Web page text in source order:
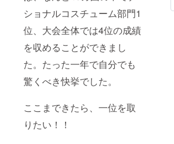
ショナルコスチューム部門1
位、大会全体では4位の成績
を収めることができまし
た。たった一年で自分でも
驚くべき快挙でした。
ここまできたら、一位を取
りたい！！